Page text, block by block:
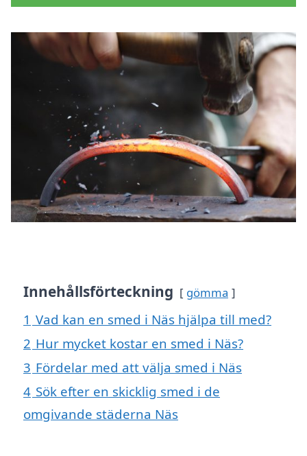
Innehållsförteckning gömma
1 Vad kan en smed i Näs hjälpa till med?
2 Hur mycket kostar en smed i Näs?
3 Fördelar med att välja smed i Näs
4 Sök efter en skicklig smed i de
omgivande städerna Näs